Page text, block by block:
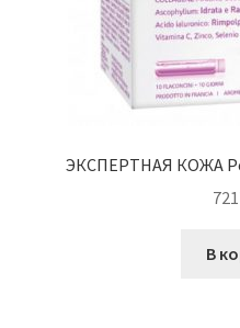
ЭКСПЕРТНАЯ КОЖА
В